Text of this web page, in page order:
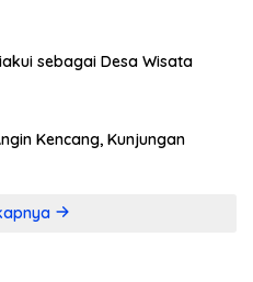
sebagai Desa Wisata
Kencang, Kunjungan